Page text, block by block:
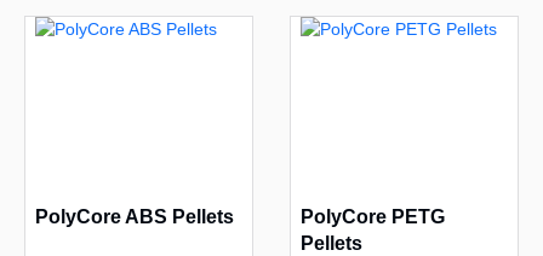
PolyCore ABS Pellets
PolyCore PETG
Pellets